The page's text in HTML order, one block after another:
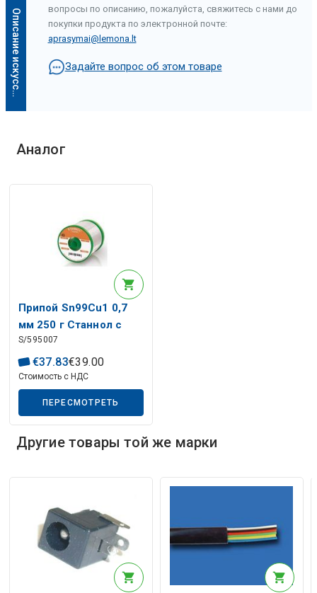
О
п
и
с
а
н
и
е
и
с
к
у
с
с
т
в
е
н
н
о
г
о
и
н
т
е
л
л
е
к
т
а
Описание искусственного интеллекта
Описание искусственного интеллекта
вопросы по описанию, пожалуйста, свяжитесь с нами до
покупки продукта по электронной почте:
aprasymai@lemona.lt
Задайте вопрос об этом товаре
Аналог
Припой Sn99Cu1 0,7
мм 250 г Станнол с
флюсом
S/595007
€37.83€39.00
Стоимость с НДС
ПЕРЕСМОТРЕТЬ
Другие товары той же марки